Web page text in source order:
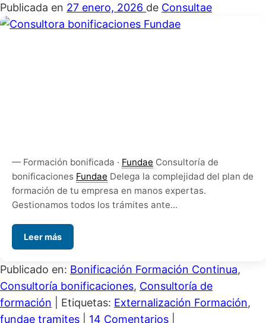
Publicada en 27 enero, 2026 de Consultae
— Formación bonificada · Fundae Consultoría de
bonificaciones Fundae Delega la complejidad del plan de
formación de tu empresa en manos expertas.
Gestionamos todos los trámites ante...
Leer más
Publicado en: Bonificación Formación Continua,
Consultoría bonificaciones, Consultoría de
formación
Etiquetas: Externalización Formación,
fundae tramites
14 Comentarios